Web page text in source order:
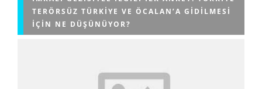
TERÖRSÜZ TÜRKIYE VE ÖCALAN’A GIDILMESI
IÇIN NE DÜŞÜNÜYOR?